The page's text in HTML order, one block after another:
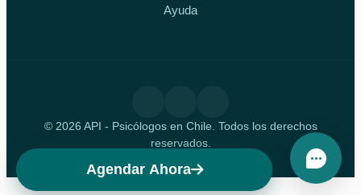
Agendar Ahora
Ayuda
© 2026 API - Psicólogos en Chile. Todos los derechos
reservados.